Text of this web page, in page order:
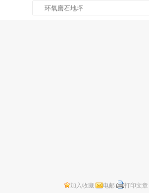
加入收藏 电邮 打印文章